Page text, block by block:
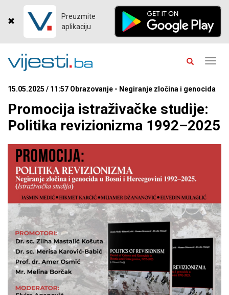
Preuzmite
aplikaciju
15.05.2025 / 11:57 Obrazovanje - Negiranje zločina i genocida
Promocija istraživačke studije:
Politika revizionizma 1992–2025